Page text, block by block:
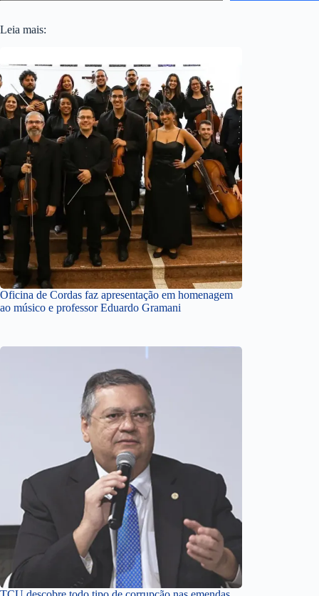
Leia mais:
Oficina de Cordas faz apresentação em homenagem
ao músico e professor Eduardo Gramani